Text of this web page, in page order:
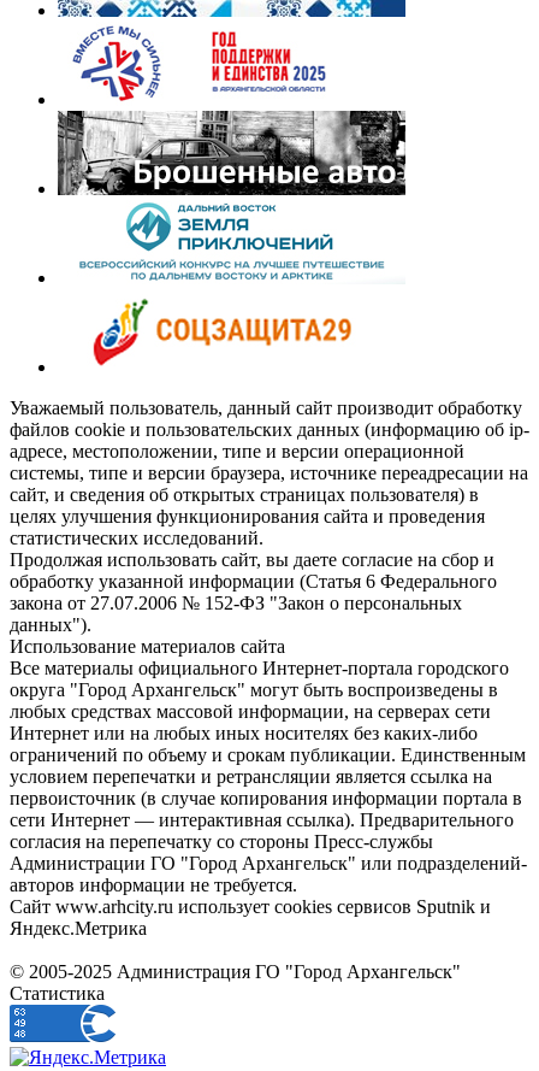
Уважаемый пользователь, данный сайт производит обработку
файлов cookie и пользовательских данных (информацию об ip-
адресе, местоположении, типе и версии операционной
системы, типе и версии браузера, источнике переадресации на
сайт, и сведения об открытых страницах пользователя) в
целях улучшения функционирования сайта и проведения
статистических исследований.
Продолжая использовать сайт, вы даете согласие на сбор и
обработку указанной информации (Статья 6 Федерального
закона от 27.07.2006 № 152-ФЗ "Закон о персональных
данных").
Использование материалов сайта
Все материалы официального Интернет-портала городского
округа "Город Архангельск" могут быть воспроизведены в
любых средствах массовой информации, на серверах сети
Интернет или на любых иных носителях без каких-либо
ограничений по объему и срокам публикации. Единственным
условием перепечатки и ретрансляции является ссылка на
первоисточник (в случае копирования информации портала в
сети Интернет — интерактивная ссылка). Предварительного
согласия на перепечатку со стороны Пресс-службы
Администрации ГО "Город Архангельск" или подразделений-
авторов информации не требуется.
Сайт www.arhcity.ru использует cookies сервисов Sputnik и
Яндекс.Метрика
© 2005-2025 Администрация ГО "Город Архангельск"
Статистика